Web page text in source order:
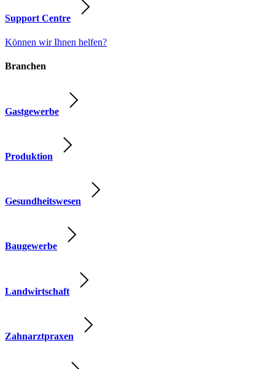
Support Centre
Können wir Ihnen helfen?
Branchen
Gastgewerbe
Produktion
Gesundheitswesen
Baugewerbe
Landwirtschaft
Zahnarztpraxen